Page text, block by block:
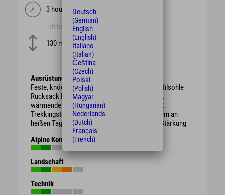
3 hours
altitude
130 m
Ausrüstung
Feste, knöchelhohe Bergschuhe mit guter Profilsohle
Rucksack Regenschutz, je nach Witterung evtl.
wärmende Kleidung oder Sonnenschutz ggf. 2
Trekkingstöcke ausreichend Getränke vor allem an
heißen Tagen evtl. Brotzeit / Süßigkeiten zur Stärkung
Alpine Kondition
Landschaft
Technik
Deutsch
(German)
English
(English)
Italiano
(Italian)
Čeština
(Czech)
Polski
(Polish)
Magyar
(Hungarian)
Nederlands
(Dutch)
Français
(French)